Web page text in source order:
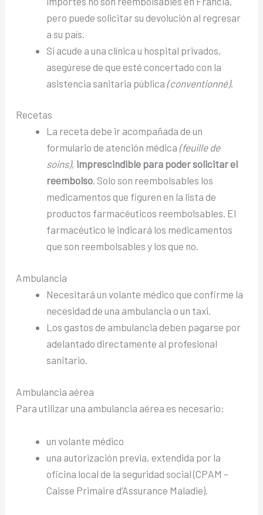
pero puede solicitar su devolución al regresar
a su país.
Si acude a una clínica u hospital privados,
asegúrese de que esté concertado con la
asistencia sanitaria pública (conventionné).
Recetas
La receta debe ir acompañada de un
formulario de atención médica (feuille de
soins), imprescindible para poder solicitar el
reembolso. Solo son reembolsables los
medicamentos que figuren en la lista de
productos farmacéuticos reembolsables. El
farmacéutico le indicará los medicamentos
que son reembolsables y los que no.
Ambulancia
Necesitará un volante médico que confirme la
necesidad de una ambulancia o un taxi.
Los gastos de ambulancia deben pagarse por
adelantado directamente al profesional
sanitario.
Ambulancia aérea
Para utilizar una ambulancia aérea es necesario:
un volante médico
una autorización previa, extendida por la
oficina local de la seguridad social (CPAM –
Caisse Primaire d’Assurance Maladie).